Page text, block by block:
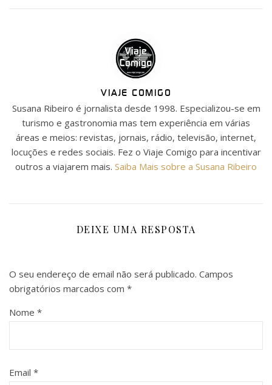
VIAJE COMIGO
Susana Ribeiro é jornalista desde 1998. Especializou-se em
turismo e gastronomia mas tem experiência em várias
áreas e meios: revistas, jornais, rádio, televisão, internet,
locuções e redes sociais. Fez o Viaje Comigo para incentivar
outros a viajarem mais. Saiba Mais sobre a Susana Ribeiro
DEIXE UMA RESPOSTA
O seu endereço de email não será publicado. Campos
obrigatórios marcados com *
Nome *
Email *